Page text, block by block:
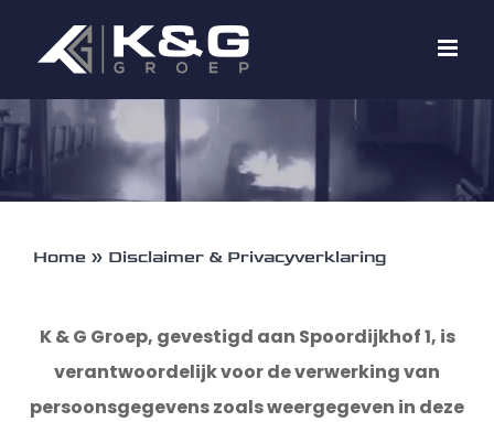
Home » Disclaimer & Privacyverklaring
K & G Groep, gevestigd aan Spoordijkhof 1, is
verantwoordelijk voor de verwerking van
persoonsgegevens zoals weergegeven in deze